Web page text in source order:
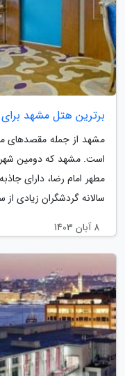
برترین هتل مشهد
مشهد از جمله مقصدهای
است. مشهد که دومین
مطهر امام رضا، دارای
سالانه گردشگران زیادی
8 آبان 1403